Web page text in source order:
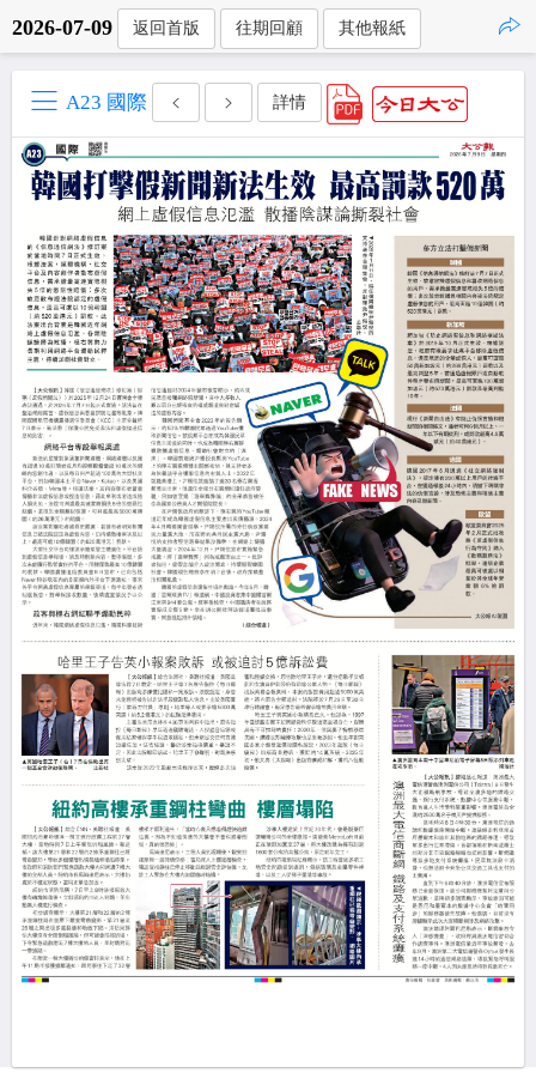
2026-07-09 返回首版 往期回顧 其他報紙
A23 國際 詳情